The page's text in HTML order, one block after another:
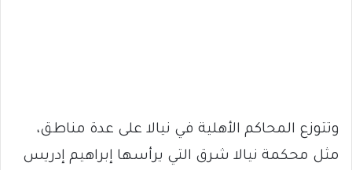
وتتوزع المحاكم الأهلية في نيالا على عدة مناطق،
مثل محكمة نيالا شرق التي يرأسها إبراهيم إدريس